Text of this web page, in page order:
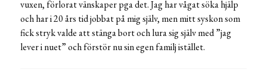
vuxen, förlorat vänskaper pga det. Jag har vågat söka hjälp
och har i 20 års tid jobbat på mig själv, men mitt syskon som
fick stryk valde att stänga bort och lura sig själv med ”jag
lever i nuet” och förstör nu sin egen familj istället.